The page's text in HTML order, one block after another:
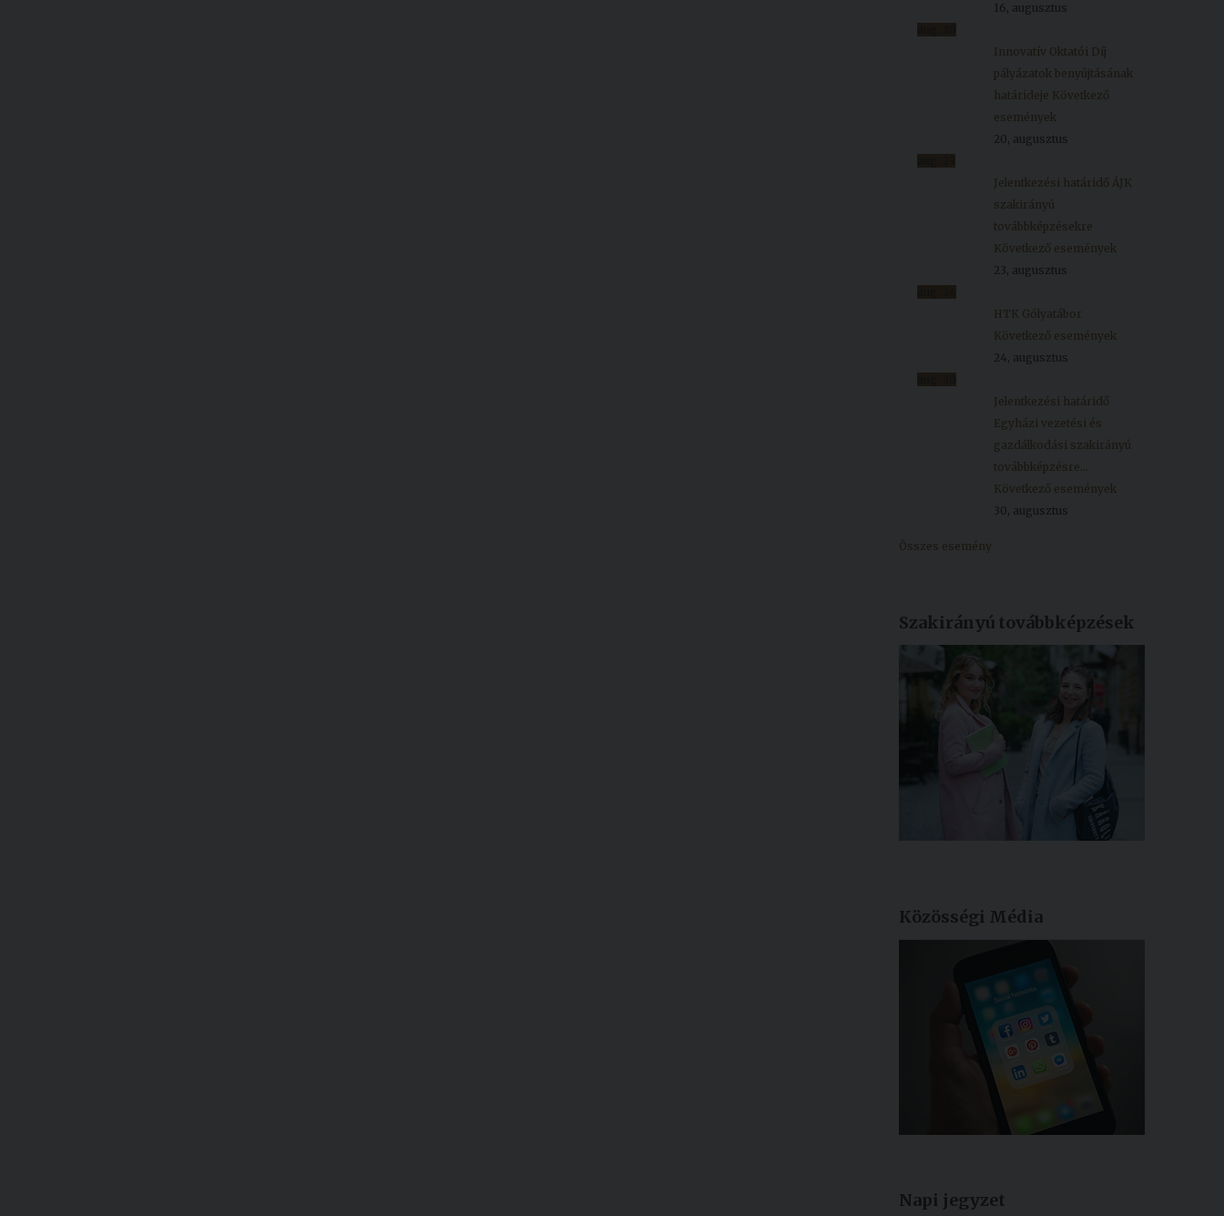
16, augusztus
Innovatív Oktatói Díj
pályázatok benyújtásának
határideje Következő
események
20, augusztus
Jelentkezési határidő ÁJK
szakirányú
továbbképzésekre
Következő események
23, augusztus
HTK Gólyatábor
Következő események
24, augusztus
Jelentkezési határidő
Egyházi vezetési és
gazdálkodási szakirányú
továbbképzésre...
Következő események
30, augusztus
Összes esemény
Szakirányú továbbképzések
Közösségi Média
Napi jegyzet